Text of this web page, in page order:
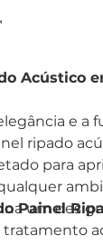
Acústico
e a
ripado
para
um
tratamento
Painel